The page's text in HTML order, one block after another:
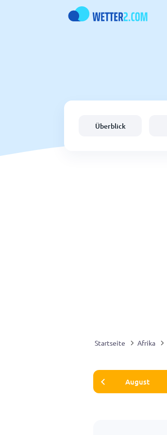
Überblick
Startseite Afrika
August